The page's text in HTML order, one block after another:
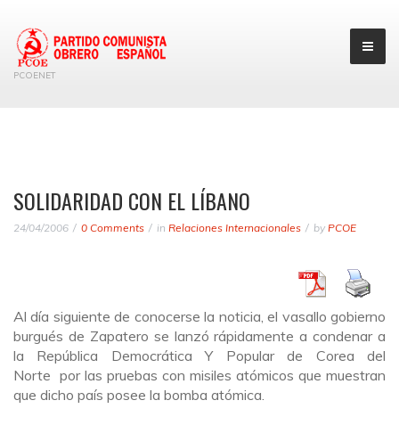
PCOENET
SOLIDARIDAD CON EL LÍBANO
24/04/2006 0 Comments in Relaciones Internacionales by PCOE
Al día siguiente de conocerse la noticia, el vasallo gobierno
burgués de Zapatero se lanzó rápidamente a condenar a
la República Democrática Y Popular de Corea del
Norte por las pruebas con misiles atómicos que muestran
que dicho país posee la bomba atómica.